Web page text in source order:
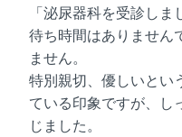
「泌尿器科を受診しま
待ち時間はありません
ません。
特別親切、優しいとい
ている印象ですが、し
じました。